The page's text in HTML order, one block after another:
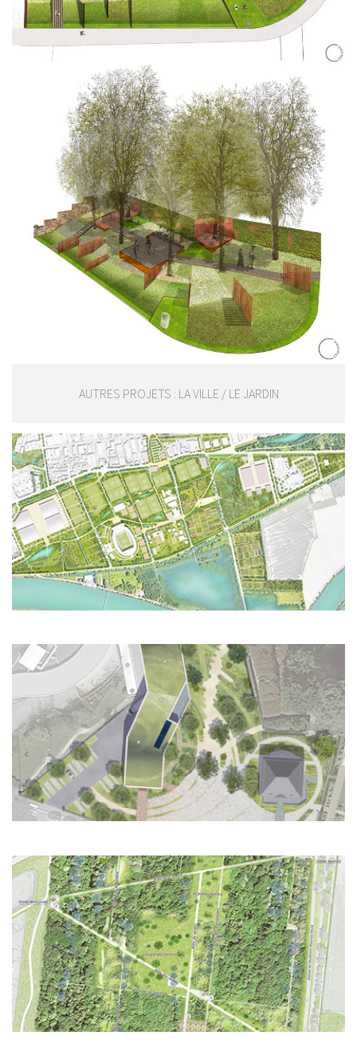
AUTRES PROJETS : LA VILLE / LE JARDIN